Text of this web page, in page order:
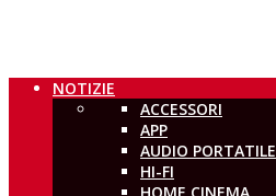
NOTIZIE
ACCESSORI
APP
AUDIO PORTATILE
HI-FI